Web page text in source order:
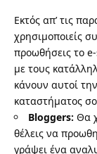
Εκτός απ’ τις
χρησιμοποιείς
προωθήσεις το
με τους
κάνουν αυτοί
καταστήματος
Bloggers: Θα
θέλεις να
γράψει ένα